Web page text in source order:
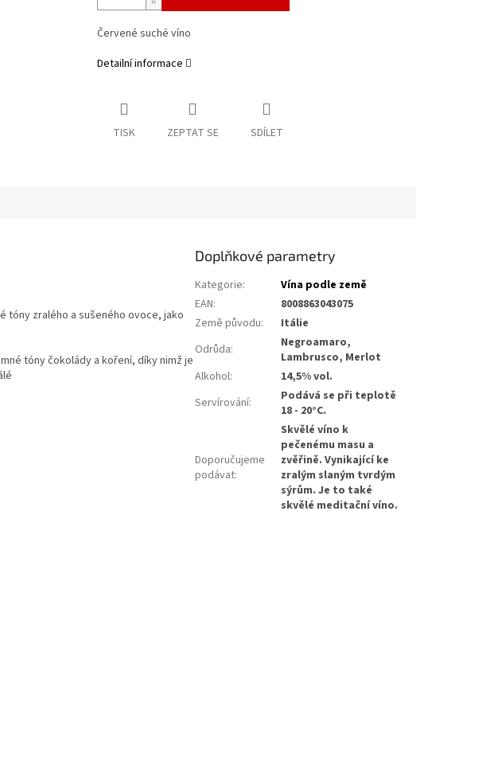
Červené suché víno
Detailní informace
TISK ZEPTAT SE SDÍLET
tóny zralého a sušeného ovoce, jako
tóny čokolády a koření, díky nimž je
Doplňkové parametry
Kategorie:
Vína podle země
EAN:
8008863043075
Země původu:
Itálie
Odrůda:
Negroamaro,
Lambrusco, Merlot
Alkohol:
14,5% vol.
Servírování:
Podává se při teplotě
18 - 20°C.
Doporučujeme
podávat:
Skvělé víno k
pečenému masu a
zvěřině. Vynikající ke
zralým slaným tvrdým
sýrům. Je to také
skvělé meditační víno.